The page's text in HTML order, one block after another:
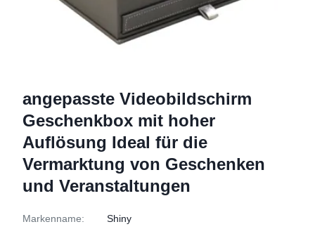
angepasste Videobildschirm
Geschenkbox mit hoher
Auflösung Ideal für die
Vermarktung von Geschenken
und Veranstaltungen
Markenname: Shiny